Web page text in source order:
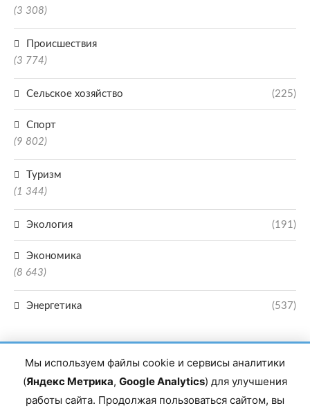
(3 308)
Происшествия
(3 774)
Сельское хозяйство (225)
Спорт
(9 802)
Туризм
(1 344)
Экология (191)
Экономика
(8 643)
Энергетика (537)
Мы используем файлы cookie и сервисы аналитики
(Яндекс Метрика, Google Analytics) для улучшения
работы сайта. Продолжая пользоваться сайтом, вы